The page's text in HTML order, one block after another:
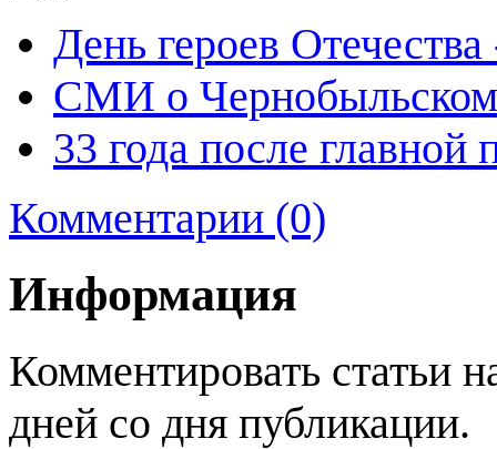
День героев
СМИ о
33 года после
Комментарии (0)
Информация
Комментировать статьи
дней со дня публикации.